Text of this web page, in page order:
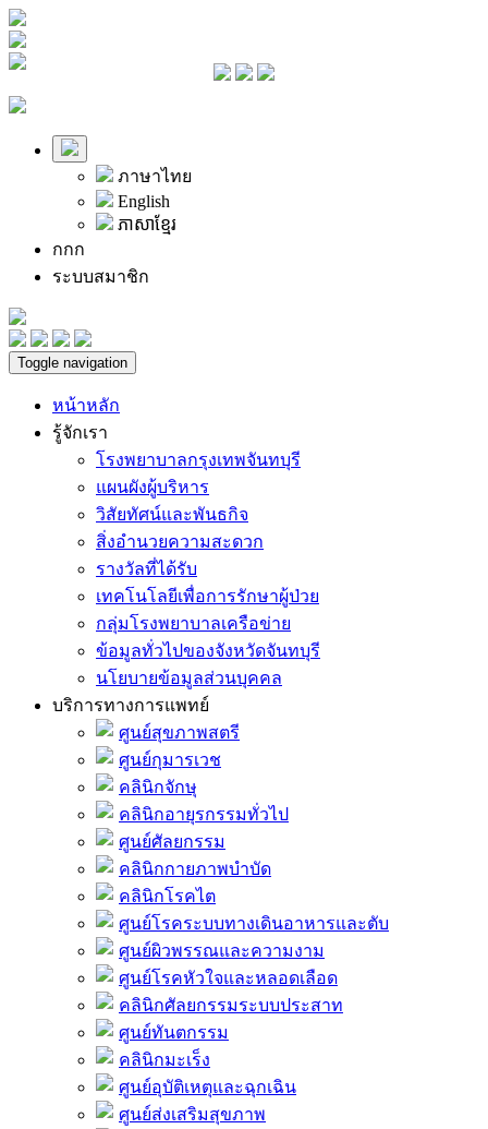
ภาษาไทย
English
ភាសាខ្មែរ
กกก
ระบบสมาชิก
Toggle navigation
หน้าหลัก
รู้จักเรา
โรงพยาบาลกรุงเทพจันทบุรี
แผนผังผู้บริหาร
วิสัยทัศน์และพันธกิจ
สิ่งอำนวยความสะดวก
รางวัลที่ได้รับ
เทคโนโลยีเพื่อการรักษาผู้ป่วย
กลุ่มโรงพยาบาลเครือข่าย
ข้อมูลทั่วไปของจังหวัดจันทบุรี
นโยบายข้อมูลส่วนบุคคล
บริการทางการแพทย์
ศูนย์สุขภาพสตรี
ศูนย์กุมารเวช
คลินิกจักษุ
คลินิกอายุรกรรมทั่วไป
ศูนย์ศัลยกรรม
คลินิกกายภาพบำบัด
คลินิกโรคไต
ศูนย์โรคระบบทางเดินอาหารและตับ
ศูนย์ผิวพรรณและความงาม
ศูนย์โรคหัวใจและหลอดเลือด
คลินิกศัลยกรรมระบบประสาท
ศูนย์ทันตกรรม
คลินิกมะเร็ง
ศูนย์อุบัติเหตุและฉุกเฉิน
ศูนย์ส่งเสริมสุขภาพ